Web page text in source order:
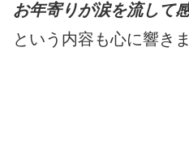
お年寄りが涙を流して
という内容も心に響きま